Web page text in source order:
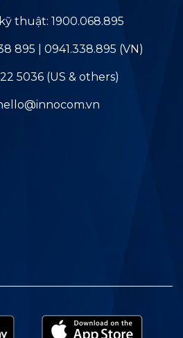
thuật: 1900.068.895
895 | 0941.338.895 (VN)
5036 (US & others)